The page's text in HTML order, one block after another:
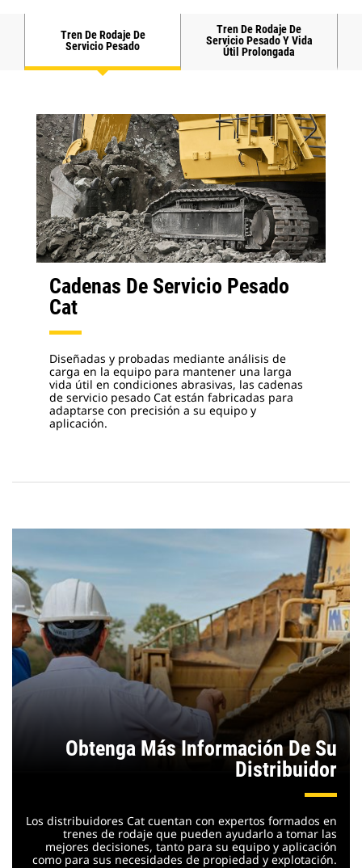
Tren De Rodaje De
Servicio Pesado
Tren De Rodaje De
Servicio Pesado Y Vida
Útil Prolongada
Cadenas De Servicio Pesado
Cat
Diseñadas y probadas mediante análisis de
carga en la equipo para mantener una larga
vida útil en condiciones abrasivas, las cadenas
de servicio pesado Cat están fabricadas para
adaptarse con precisión a su equipo y
aplicación.
Obtenga Más Información De Su
Distribuidor
Los distribuidores Cat cuentan con expertos formados en
trenes de rodaje que pueden ayudarlo a tomar las
mejores decisiones, tanto para su equipo y aplicación
como para sus necesidades de propiedad y explotación.